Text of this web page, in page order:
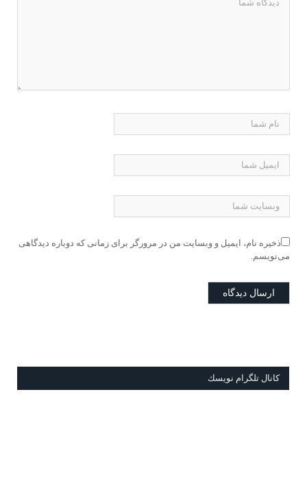
ذخیره نام، ایمیل و وبسایت من در مرورگر برای زمانی که دوباره دیدگاهی
می‌نویسم.
كانال تلگرام نويسك